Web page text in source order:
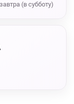
(в субботу)